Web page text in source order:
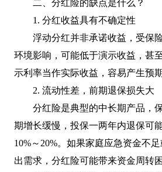
二、分红险的缺点是什么？
1. 分红收益具有不确定性
浮动分红并非承诺收益，受保
环境影响，可能低于演示收益，甚
示利率当作实际收益，容易产生预期
2. 流动性差，前期退保损失大
分红险是典型的中长期产品，
期增长缓慢，投保一两年内退保可
10%～20%。如果家庭应急资金不
出需求，分红险可能带来资金周转困